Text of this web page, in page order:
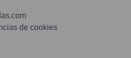
de cookies